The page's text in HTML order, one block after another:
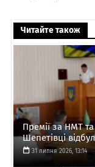
Читайте також
Премії за НМТ
Шепетівці
31 липня 2026, 13:14